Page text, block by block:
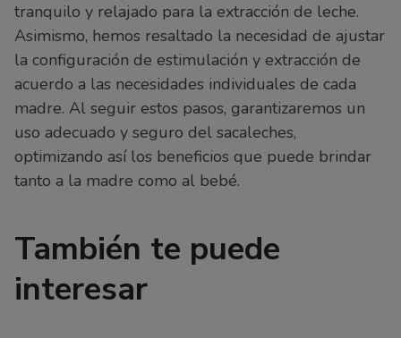
tranquilo y relajado para la extracción de leche.
Asimismo, hemos resaltado la necesidad de ajustar
la configuración de estimulación y extracción de
acuerdo a las necesidades individuales de cada
madre. Al seguir estos pasos, garantizaremos un
uso adecuado y seguro del sacaleches,
optimizando así los beneficios que puede brindar
tanto a la madre como al bebé.
También te puede
interesar